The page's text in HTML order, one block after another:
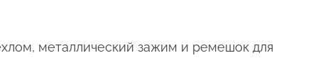
металлический зажим и ремешок для